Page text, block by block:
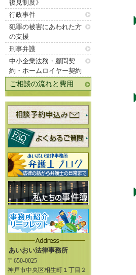
後見制度》
行政事件
犯罪の被害にあわれた方
の支援
刑事弁護
中小企業法務・顧問契
約・ホームロイヤー契約
ご相談の流れと費用
あいおい法律事務所
〒650-0025
神戸市中央区相生町１丁目２